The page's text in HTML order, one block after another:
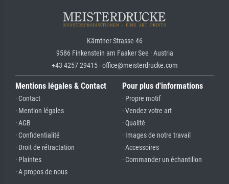
Kärntner Strasse 46
9586 Finkenstein am Faaker See · Austria
+43 4257 29415 · office@meisterdrucke.com
Mentions légales & Contact
· Contact
· Mention légales
· AGB
· Confidentialité
· Droit de rétractation
· Plaintes
· A propos de nous
Pour plus d'informations
· Propre motif
· Vendez votre art
· Qualité
· Images de notre travail
· Accessoires
· Commander un échantillon